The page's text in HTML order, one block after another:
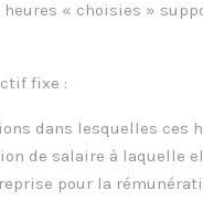
heures « choisies »
fixe :
dans lesquelles ces
de salaire à laquelle
pour la